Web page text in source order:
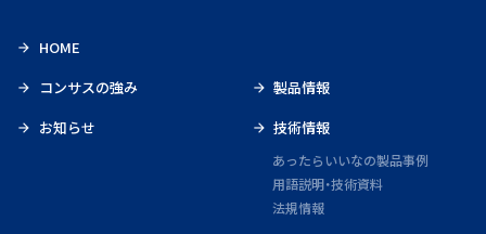
HOME
コンサスの強み
お知らせ
製品情報
技術情報
あったらいいなの製品事例
用語説明・技術資料
法規情報